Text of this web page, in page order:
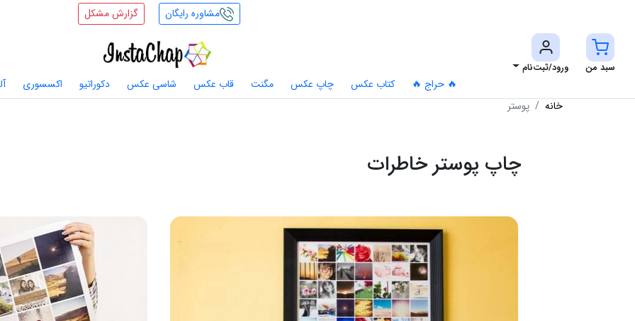
مشاوره رایگان گزارش مشکل
سبد من ورود/ثبت‌نام
🔥 حراج 🔥 کتاب عکس چاپ عکس مگنت قاب عکس شاسی عکس دکوراتیو اکسسوری
خانه
پوستر
چاپ پوستر خاطرات